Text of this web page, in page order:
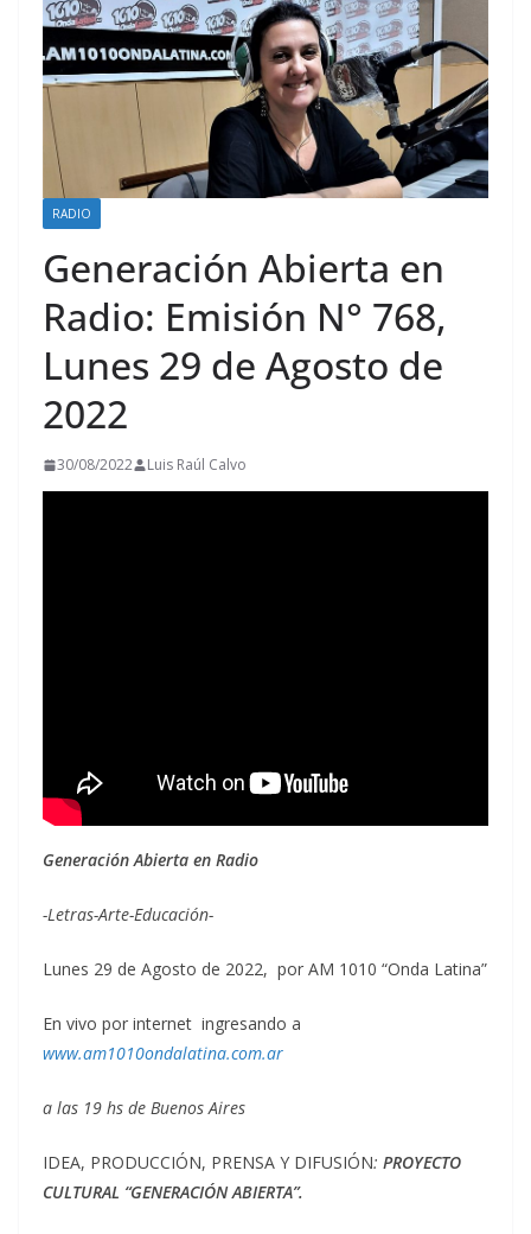
RADIO
Generación Abierta en
Radio: Emisión N° 768,
Lunes 29 de Agosto de
2022
30/08/2022 Luis Raúl Calvo
Generación Abierta en Radio
-Letras-Arte-Educación-
Lunes 29 de Agosto de 2022, por AM 1010 “Onda Latina”
En vivo por internet ingresando a
www.am1010ondalatina.com.ar
a las 19 hs de Buenos Aires
IDEA, PRODUCCIÓN, PRENSA Y DIFUSIÓN: PROYECTO
CULTURAL “GENERACIÓN ABIERTA”.